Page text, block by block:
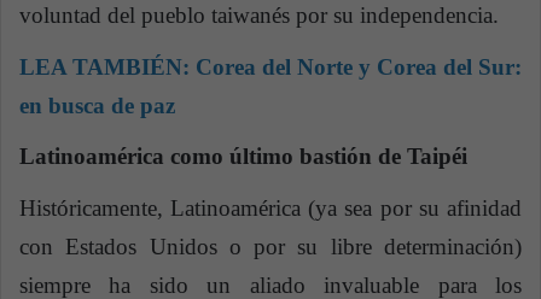
voluntad del pueblo taiwanés por su independencia.
LEA TAMBIÉN: Corea del Norte y Corea del Sur:
en busca de paz
Latinoamérica como último bastión de Taipéi
Históricamente, Latinoamérica (ya sea por su afinidad
con Estados Unidos o por su libre determinación)
siempre ha sido un aliado invaluable para los